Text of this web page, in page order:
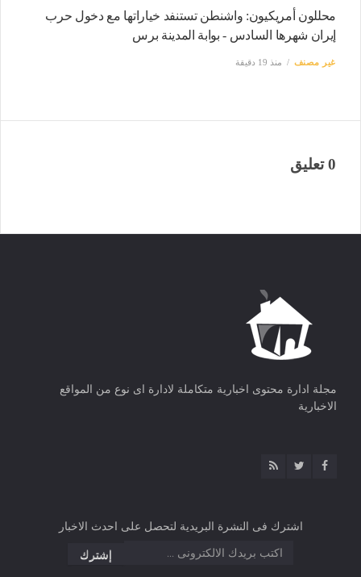
محللون أمريكيون: واشنطن تستنفد خياراتها مع دخول حرب
إيران شهرها السادس - بوابة المدينة برس
غير مصنف منذ 19 دقيقة
0 تعليق
مجلة ادارة محتوى اخبارية متكاملة لادارة اى نوع من المواقع
الاخبارية
اشترك فى النشرة البريدية لتحصل على احدث الاخبار